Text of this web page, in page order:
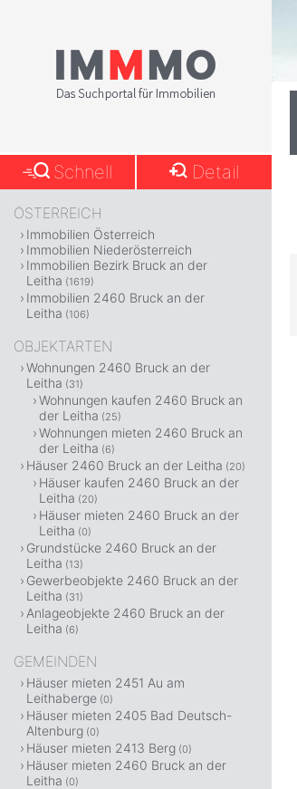
Schnell Detail
ÖSTERREICH
Immobilien Österreich
Immobilien Niederösterreich
Immobilien Bezirk Bruck an der
Leitha (1619)
Immobilien 2460 Bruck an der
Leitha (106)
OBJEKTARTEN
Wohnungen 2460 Bruck an der
Leitha (31)
Wohnungen kaufen 2460 Bruck an
der Leitha (25)
Wohnungen mieten 2460 Bruck an
der Leitha (6)
Häuser 2460 Bruck an der Leitha (20)
Häuser kaufen 2460 Bruck an der
Leitha (20)
Häuser mieten 2460 Bruck an der
Leitha (0)
Grundstücke 2460 Bruck an der
Leitha (13)
Gewerbeobjekte 2460 Bruck an der
Leitha (31)
Anlageobjekte 2460 Bruck an der
Leitha (6)
GEMEINDEN
Häuser mieten 2451 Au am
Leithaberge (0)
Häuser mieten 2405 Bad Deutsch-
Altenburg (0)
Häuser mieten 2413 Berg (0)
Häuser mieten 2460 Bruck an der
Leitha (0)